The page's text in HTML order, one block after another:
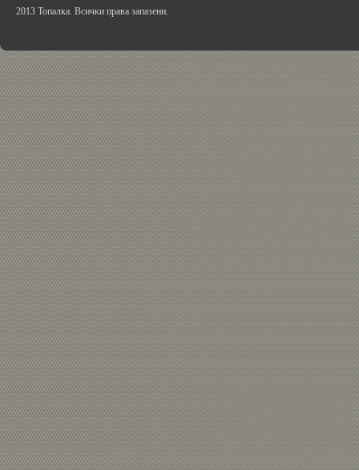
2013 Топалка. Всички права запазени.